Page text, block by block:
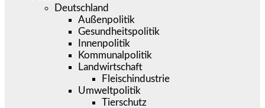
Deutschland
Außenpolitik
Gesundheitspolitik
Innenpolitik
Kommunalpolitik
Landwirtschaft
Fleischindustrie
Umweltpolitik
Tierschutz